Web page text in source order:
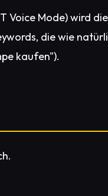
Voice Mode) wird
die wie
kaufen").